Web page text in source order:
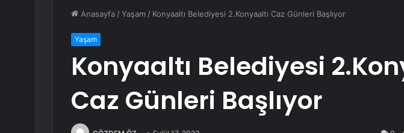
Anasayfa /Yaşam / Konyaaltı Belediyesi 2.Konyaaltı Caz Günleri Başlıyor
Yaşam
Konyaaltı Belediyesi
Caz Günleri Başlıyor